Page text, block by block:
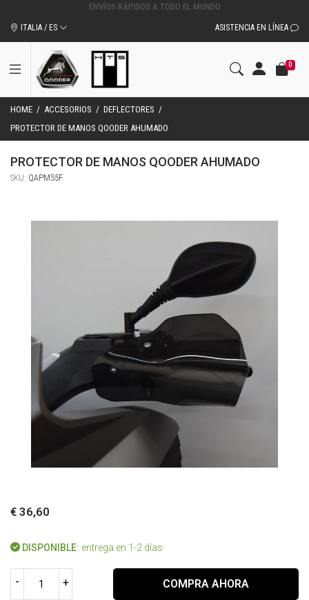
ITALIA / ES ASISTENCIA EN LÍNEA
0
HOME / ACCESORIOS / DEFLECTORES /
PROTECTOR DE MANOS QOODER AHUMADO
PROTECTOR DE MANOS QOODER AHUMADO
SKU: QAPM55F
€ 36,60
DISPONIBLE: entrega en 1-2 días
- + COMPRA AHORA